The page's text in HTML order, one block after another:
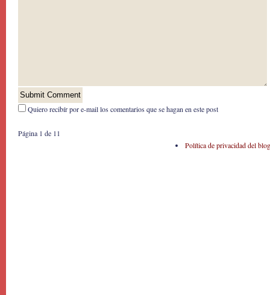
Quiero recibír por e-mail los comentarios que se hagan en este post
Página 1 de 1 1
Política de privacidad del